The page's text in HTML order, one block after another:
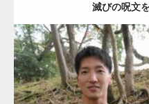
滅びの呪文
【TV】
ラスが紹
TOKYO